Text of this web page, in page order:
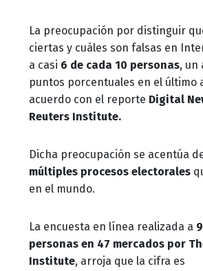
La preocupación por distinguir
ciertas y cuáles son falsas en
a casi 6 de cada 10 personas, un
puntos porcentuales en el último
acuerdo con el reporte Digital
Reuters Institute.
Dicha preocupación se acentúa
múltiples procesos electorales
en el mundo.
La encuesta en línea realizada a
personas en 47 mercados por
Institute, arroja que la cifra es